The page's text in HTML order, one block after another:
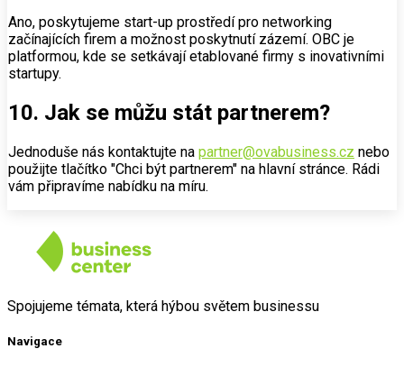
Ano, poskytujeme start-up prostředí pro networking
začínajících firem a možnost poskytnutí zázemí. OBC je
platformou, kde se setkávají etablované firmy s inovativními
startupy.
10. Jak se můžu stát partnerem?
Jednoduše nás kontaktujte na partner@ovabusiness.cz nebo
použijte tlačítko "Chci být partnerem" na hlavní stránce. Rádi
vám připravíme nabídku na míru.
Spojujeme témata, která hýbou světem businessu
Navigace